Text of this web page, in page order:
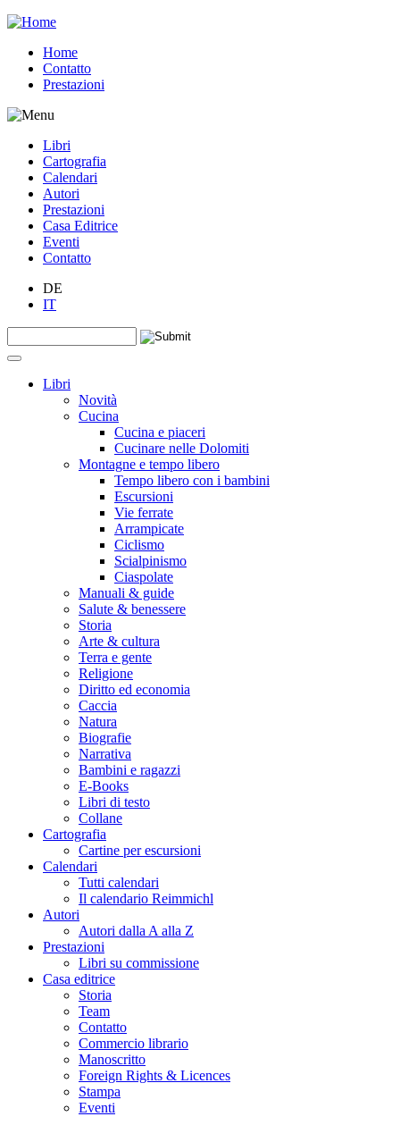
Jump to navigation
Home
Contatto
Prestazioni
Libri
Cartografia
Calendari
Autori
Prestazioni
Casa Editrice
Eventi
Contatto
DE
IT
Form di ricerca
Libri
Novità
Cucina
Cucina e piaceri
Cucinare nelle Dolomiti
Montagne e tempo libero
Tempo libero con i bambini
Escursioni
Vie ferrate
Arrampicate
Ciclismo
Scialpinismo
Ciaspolate
Manuali & guide
Salute & benessere
Storia
Arte & cultura
Terra e gente
Religione
Diritto ed economia
Caccia
Natura
Biografie
Narrativa
Bambini e ragazzi
E-Books
Libri di testo
Collane
Cartografia
Cartine per escursioni
Calendari
Tutti calendari
Il calendario Reimmichl
Autori
Autori dalla A alla Z
Prestazioni
Libri su commissione
Casa editrice
Storia
Team
Contatto
Commercio librario
Manoscritto
Foreign Rights & Licences
Stampa
Eventi